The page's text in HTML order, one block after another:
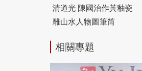
清道光 陳國治作黃釉瓷
雕山水人物圖筆筒
相關專題